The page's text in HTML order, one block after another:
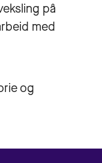
på
med
og